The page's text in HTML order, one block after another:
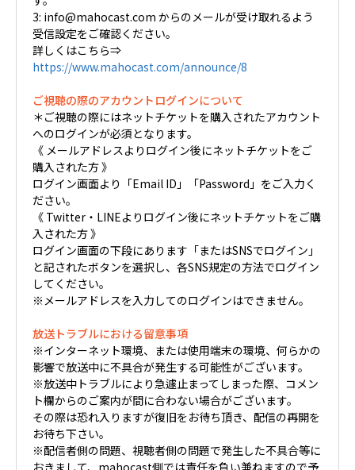
3: info@mahocast.com からのメールが受け取れるよう
受信設定をご確認ください。
詳しくはこちら⇒
https://www.mahocast.com/announce/8
ご視聴の際のアカウントログインについて
＊ご視聴の際にはネットチケットを購入されたアカウント
へのログインが必須となります。
《 メールアドレスよりログイン後にネットチケットをご
購入された方 》
ログイン画面より「Email ID」「Password」をご入力く
ださい。
《 Twitter・LINEよりログイン後にネットチケットをご購
入された方 》
ログイン画面の下段にあります「またはSNSでログイン」
と記されたボタンを選択し、各SNS規定の方法でログイン
してください。
※メールアドレスを入力してのログインはできません。
放送トラブルにおける留意事項
※インターネット環境、または使用端末の環境、何らかの
影響で放送中に不具合が発生する可能性がございます。
※放送中トラブルにより急遽止まってしまった際、コメン
ト欄からのご案内が間に合わない場合がございます。
その際は恐れ入りますが復旧をお待ち頂き、配信の再開を
お待ち下さい。
※配信者側の問題、視聴者側の問題で発生した不具合等に